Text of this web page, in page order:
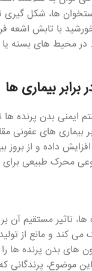
ها، شکل
محیط های بسته
بیماری ها
ایمنی بدن پرنده
های عفونی
داده و از
محرک طبیعی
تاثیر مستقیم آن
کند و مانع از
های بدن پرنده ها
موضوع، پرندگانی